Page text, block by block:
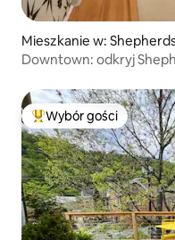
Mieszkanie w:
Downtown: odkryj
Najpopularniejsze z
Wybór gości